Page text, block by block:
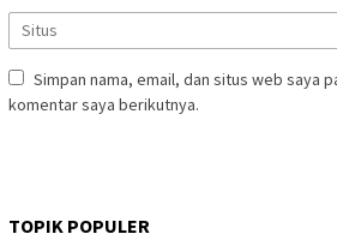
Simpan nama, email, dan situs web saya
komentar saya berikutnya.
TOPIK POPULER